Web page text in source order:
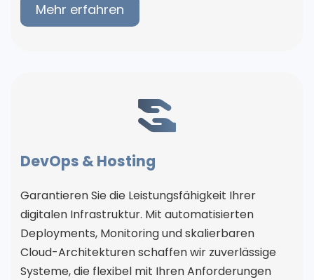
Mehr erfahren
DevOps & Hosting
Garantieren Sie die Leistungsfähigkeit Ihrer
digitalen Infrastruktur. Mit automatisierten
Deployments, Monitoring und skalierbaren
Cloud-Architekturen schaffen wir zuverlässige
Systeme, die flexibel mit Ihren Anforderungen